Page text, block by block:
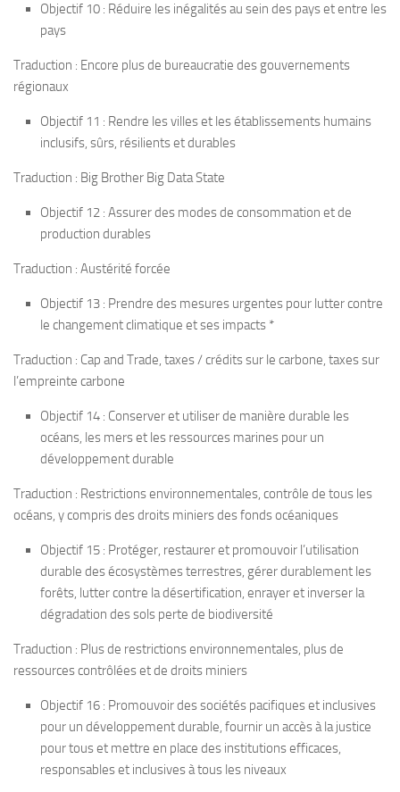
Objectif 10 : Réduire les inégalités au sein des pays et entre les
pays
Traduction : Encore plus de bureaucratie des gouvernements
régionaux
Objectif 11 : Rendre les villes et les établissements humains
inclusifs, sûrs, résilients et durables
Traduction : Big Brother Big Data State
Objectif 12 : Assurer des modes de consommation et de
production durables
Traduction : Austérité forcée
Objectif 13 : Prendre des mesures urgentes pour lutter contre
le changement climatique et ses impacts *
Traduction : Cap and Trade, taxes / crédits sur le carbone, taxes sur
l’empreinte carbone
Objectif 14 : Conserver et utiliser de manière durable les
océans, les mers et les ressources marines pour un
développement durable
Traduction : Restrictions environnementales, contrôle de tous les
océans, y compris des droits miniers des fonds océaniques
Objectif 15 : Protéger, restaurer et promouvoir l’utilisation
durable des écosystèmes terrestres, gérer durablement les
forêts, lutter contre la désertification, enrayer et inverser la
dégradation des sols perte de biodiversité
Traduction : Plus de restrictions environnementales, plus de
ressources contrôlées et de droits miniers
Objectif 16 : Promouvoir des sociétés pacifiques et inclusives
pour un développement durable, fournir un accès à la justice
pour tous et mettre en place des institutions efficaces,
responsables et inclusives à tous les niveaux